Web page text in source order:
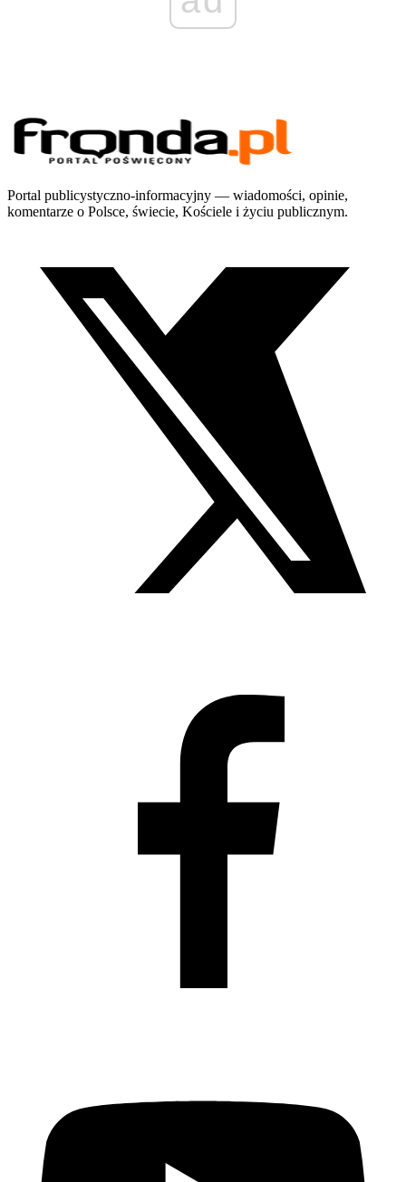
Portal publicystyczno-informacyjny — wiadomości, opinie,
komentarze o Polsce, świecie, Kościele i życiu publicznym.